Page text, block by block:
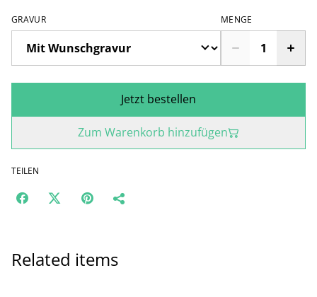
GRAVUR MENGE
Jetzt bestellen
Zum Warenkorb hinzufügen
TEILEN
Related items